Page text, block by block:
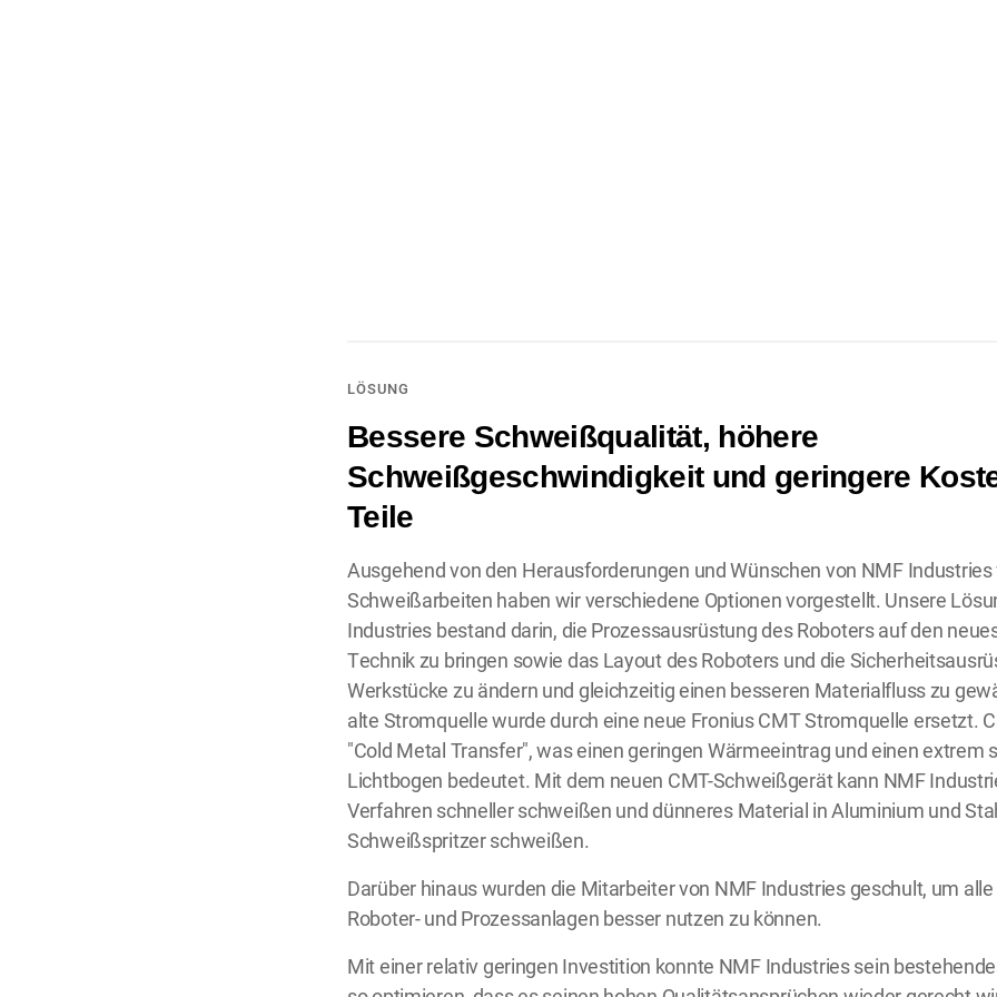
LÖSUNG
Bessere Schweißqualität, höhere
Schweißgeschwindigkeit und geringere
Teile
Ausgehend von den Herausforderungen und Wünschen von NMF
Schweißarbeiten haben wir verschiedene Optionen vorgestellt. Unsere
Industries bestand darin, die Prozessausrüstung des Roboters auf den
Technik zu bringen sowie das Layout des Roboters und die
Werkstücke zu ändern und gleichzeitig einen besseren Materialfluss zu
alte Stromquelle wurde durch eine neue Fronius CMT Stromquelle ersetzt.
"Cold Metal Transfer", was einen geringen Wärmeeintrag und einen extrem
Lichtbogen bedeutet. Mit dem neuen CMT-Schweißgerät kann NMF
Verfahren schneller schweißen und dünneres Material in Aluminium und
Schweißspritzer schweißen.
Darüber hinaus wurden die Mitarbeiter von NMF Industries geschult, um
Roboter- und Prozessanlagen besser nutzen zu können.
Mit einer relativ geringen Investition konnte NMF Industries sein